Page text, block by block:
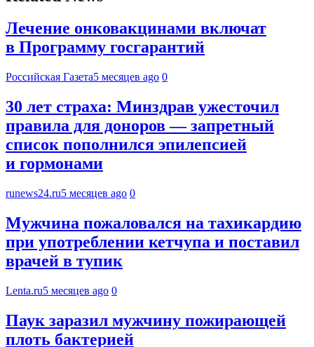
Лечение онковакцинами включат
в Программу госгарантий
Российская Газета5 месяцев ago 0
30 лет страха: Минздрав ужесточил
правила для доноров — запретный
список пополнился эпилепсией
и гормонами
runews24.ru5 месяцев ago 0
Мужчина пожаловался на тахикардию
при употреблении кетчупа и поставил
врачей в тупик
Lenta.ru5 месяцев ago 0
Паук заразил мужчину пожирающей
плоть бактерией